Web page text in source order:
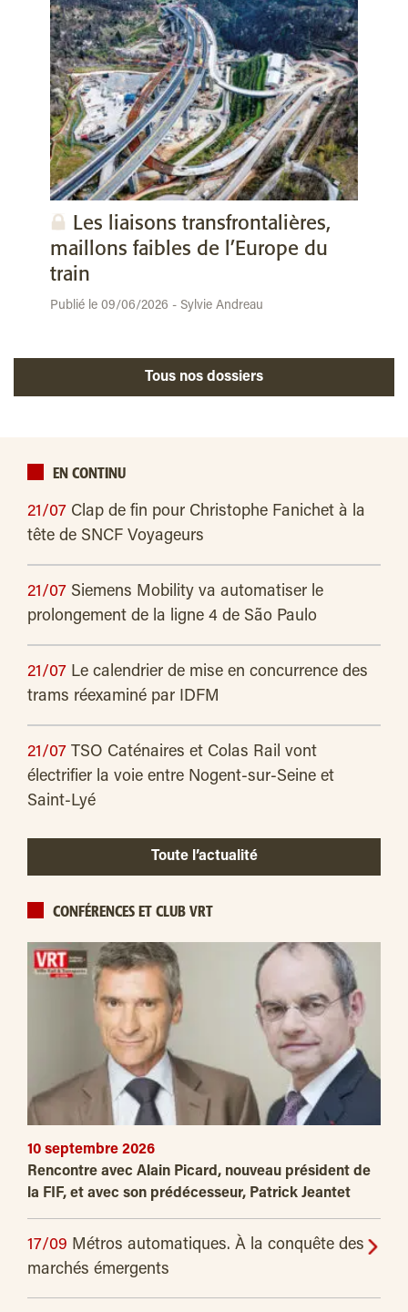
Les liaisons transfrontalières,
maillons faibles de l’Europe du
train
Publié le 09/06/2026 - Sylvie Andreau
Tous nos dossiers
EN CONTINU
21/07 Clap de fin pour Christophe Fanichet à la
tête de SNCF Voyageurs
21/07 Siemens Mobility va automatiser le
prolongement de la ligne 4 de São Paulo
21/07 Le calendrier de mise en concurrence des
trams réexaminé par IDFM
21/07 TSO Caténaires et Colas Rail vont
électrifier la voie entre Nogent-sur-Seine et
Saint-Lyé
Toute l’actualité
CONFÉRENCES ET CLUB VRT
10 septembre 2026
Rencontre avec Alain Picard, nouveau président de
la FIF, et avec son prédécesseur, Patrick Jeantet
17/09 Métros automatiques. À la conquête des
marchés émergents